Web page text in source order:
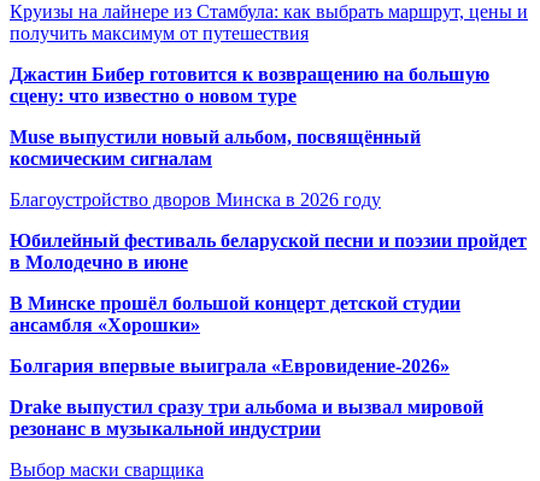
Круизы на лайнере из Стамбула: как выбрать маршрут, цены и
получить максимум от путешествия
Джастин Бибер готовится к возвращению на большую
сцену: что известно о новом туре
Muse выпустили новый альбом, посвящённый
космическим сигналам
Благоустройство дворов Минска в 2026 году
Юбилейный фестиваль беларуской песни и поэзии пройдет
в Молодечно в июне
В Минске прошёл большой концерт детской студии
ансамбля «Хорошки»
Болгария впервые выиграла «Евровидение-2026»
Drake выпустил сразу три альбома и вызвал мировой
резонанс в музыкальной индустрии
Выбор маски сварщика